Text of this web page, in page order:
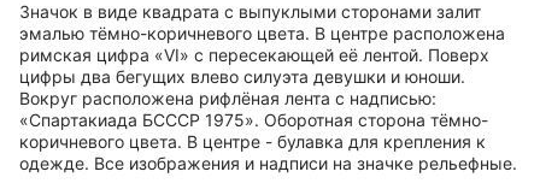
Значок в виде квадрата с выпуклыми сторонами залит
эмалью тёмно-коричневого цвета. В центре расположена
римская цифра «VI» с пересекающей её лентой. Поверх
цифры два бегущих влево силуэта девушки и юноши.
Вокруг расположена рифлёная лента с надписью:
«Спартакиада БСССР 1975». Оборотная сторона тёмно-
коричневого цвета. В центре - булавка для крепления к
одежде. Все изображения и надписи на значке рельефные.